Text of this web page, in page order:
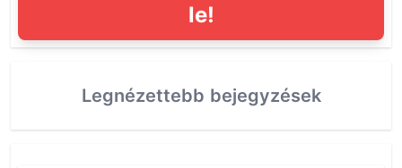
le!
Legnézettebb bejegyzések